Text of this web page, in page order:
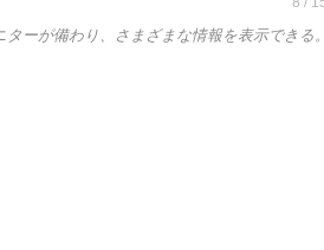
ーが備わり、さまざまな情報を表示できる。